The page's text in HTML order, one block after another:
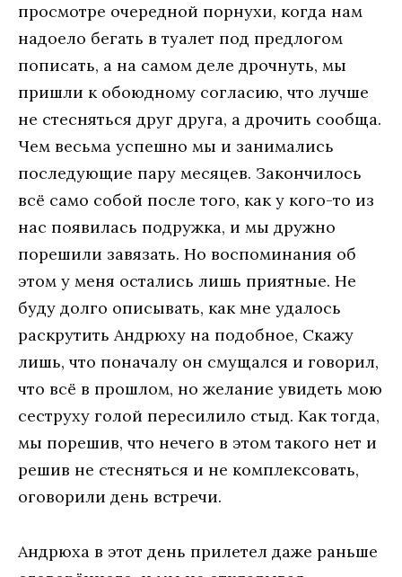
просмотре очередной порнухи, когда нам
надоело бегать в туалет под предлогом
пописать, а на самом деле дрочнуть, мы
пришли к обоюдному согласию, что лучше
не стесняться друг друга, а дрочить сообща.
Чем весьма успешно мы и занимались
последующие пару месяцев. Закончилось
всё само собой после того, как у кого-то из
нас появилась подружка, и мы дружно
порешили завязать. Но воспоминания об
этом у меня остались лишь приятные. Не
буду долго описывать, как мне удалось
раскрутить Андрюху на подобное, Скажу
лишь, что поначалу он смущался и говорил,
что всё в прошлом, но желание увидеть мою
сеструху голой пересилило стыд. Как тогда,
мы порешив, что нечего в этом такого нет и
решив не стесняться и не комплексовать,
оговорили день встречи.
Андрюха в этот день прилетел даже раньше